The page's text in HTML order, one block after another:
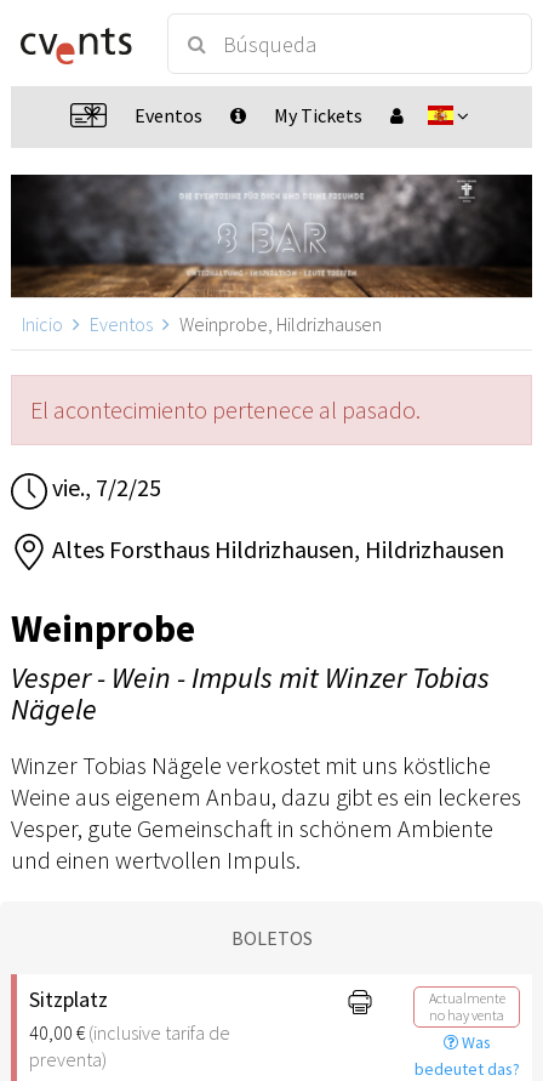
Eventos My Tickets
Inicio Eventos Weinprobe, Hildrizhausen
El acontecimiento pertenece al pasado.
vie., 7/2/25
Altes Forsthaus Hildrizhausen, Hildrizhausen
Weinprobe
Vesper - Wein - Impuls mit Winzer Tobias
Nägele
Winzer Tobias Nägele verkostet mit uns köstliche
Weine aus eigenem Anbau, dazu gibt es ein leckeres
Vesper, gute Gemeinschaft in schönem Ambiente
und einen wertvollen Impuls.
BOLETOS
Sitzplatz
40,00 €(inclusive tarifa de
preventa)
Actualmente
no hay venta
Was
bedeutet das?